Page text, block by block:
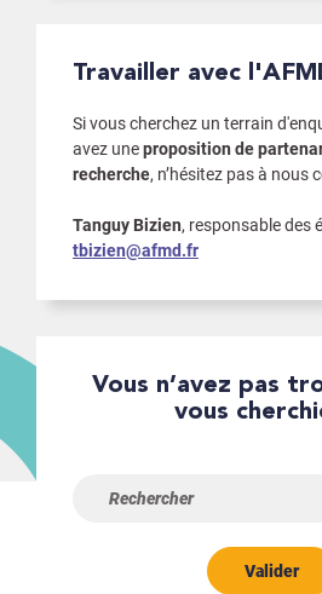
Travailler avec
Si vous cherchez un terrain
avez uneproposition de
recherche, n’hésitez pas à nous
Tanguy Bizien, responsable des
tbizien@afmd.fr
Vous n’avez pas trouvé ce que
vous
Valider